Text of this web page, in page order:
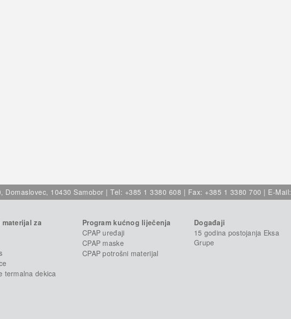
Domaslovec, 10430 Samobor | Tel: +385 1 3380 608 | Fax: +385 1 3380 700 | E-Mail:
za
termalna dekica
Program kućnog liječenja
CPAP uređaji
CPAP maske
CPAP potrošni materijal
Događaji
15 godina postojanja Eksa
Grupe